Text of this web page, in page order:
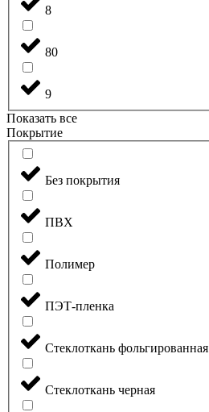
8
80
9
Показать все
Покрытие
Без покрытия
ПВХ
Полимер
ПЭТ-пленка
Стеклоткань фольгированная
Стеклоткань черная